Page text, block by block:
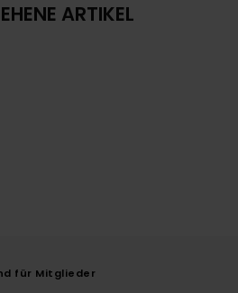
ARTIKEL
für Mitglieder